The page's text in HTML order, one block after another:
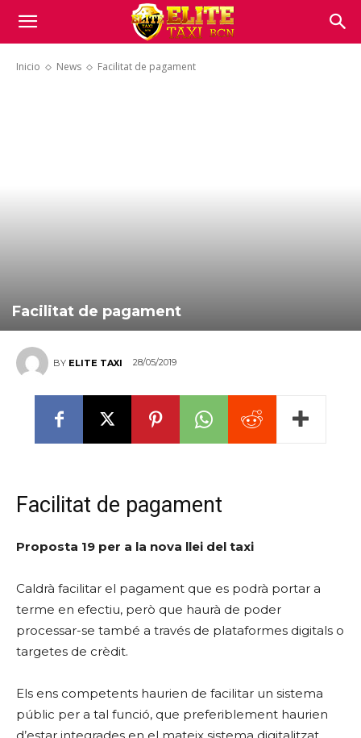
Inicio News Facilitat de pagament
Facilitat de pagament
BY ELITE TAXI 28/05/2019
Facilitat de pagament
Proposta 19 per a la nova llei del taxi
Caldrà facilitar el pagament que es podrà portar a
terme en efectiu, però que haurà de poder
processar-se també a través de plataformes digitals o
targetes de crèdit.
Els ens competents haurien de facilitar un sistema
públic per a tal funció, que preferiblement haurien